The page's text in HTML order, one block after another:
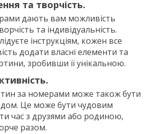
та творчість.
дають вам можливість
та індивідуальність.
інструкціям, кожен все
додати власні елементи та
зробивши її унікальною.
за номерами може також бути
Це може бути чудовим
час з друзями або родиною,
разом.